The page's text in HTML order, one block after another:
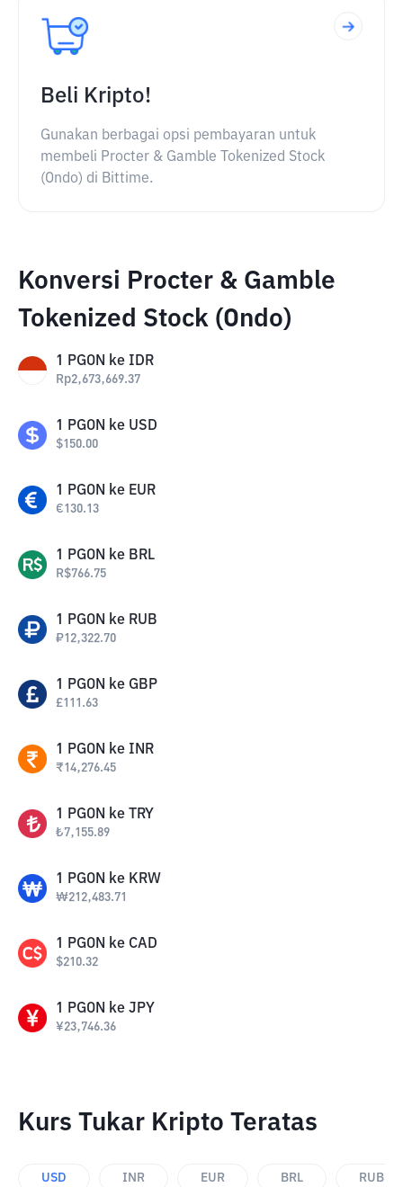
Beli Kripto!
Gunakan berbagai opsi pembayaran untuk
membeli Procter & Gamble Tokenized Stock
(Ondo) di Bittime.
Konversi Procter & Gamble
Tokenized Stock (Ondo)
1 PGON ke IDR
Rp2,673,669.37
1 PGON ke USD
$150.00
1 PGON ke EUR
€130.13
1 PGON ke BRL
R$766.75
1 PGON ke RUB
₽12,322.70
1 PGON ke GBP
£111.63
1 PGON ke INR
₹14,276.45
1 PGON ke TRY
₺7,155.89
1 PGON ke KRW
₩212,483.71
1 PGON ke CAD
$210.32
1 PGON ke JPY
¥23,746.36
Kurs Tukar Kripto Teratas
USD INR EUR BRL RUB